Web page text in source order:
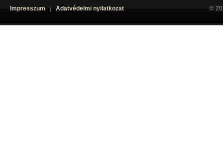
Impresszum Adatvédelmi nyilatkozat ©